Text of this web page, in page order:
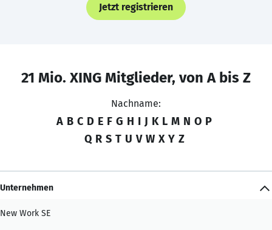
Jetzt registrieren
21 Mio. XING Mitglieder, von A bis Z
Nachname:
A B C D E F G H I J K L M N O P
Q R S T U V W X Y Z
Unternehmen
New Work SE